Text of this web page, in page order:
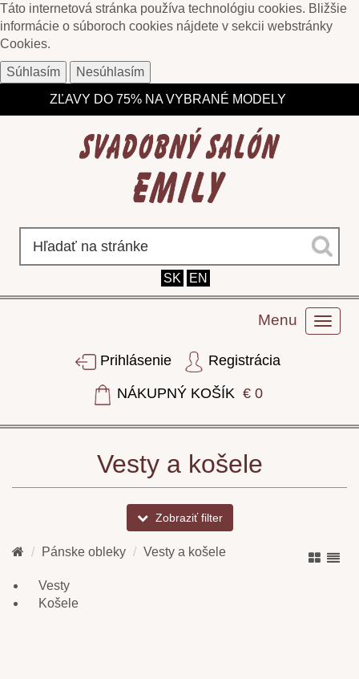
Táto internetová stránka používa technológiu cookies. Bližšie
informácie o súboroch cookies nájdete v sekcii webstránky
Cookies.
Súhlasím Nesúhlasím
ZĽAVY DO 75% NA VYBRANÉ MODELY
DOPRAVA NAD 135 € ZDARMA - NA TOVAR SKLADOM
SK EN
Menu
Prihlásenie Registrácia
NÁKUPNÝ KOŠÍK € 0
Vesty a košele
Zobraziť filter
Pánske obleky Vesty a košele
Vesty
Košele